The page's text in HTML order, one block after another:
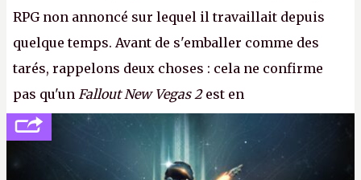
RPG non annoncé sur lequel il travaillait depuis
quelque temps. Avant de s'emballer comme des
tarés, rappelons deux choses : cela ne confirme
pas qu'un Fallout New Vegas 2est en
développement (pour ce que l'on sait, ils bossent
peut-être sur
Fallout Football ou
Fallout vs. Les
Lapins Crétins) et l'Obsidian d'aujourd'hui n'est plus